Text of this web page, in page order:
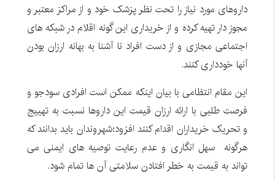
داروهای مورد نیاز را تحت نظر پزشک خود و از مراکز معتبر و
مجوز دار تهیه کرده و از خریداری این گونه اقلام در شبکه های
اجتماعی مجازی و از دست افراد نا آشنا به بهانه ارزان بودن
آنها خودداری کنند.
این مقام انتظامی با بیان اینکه ممکن است افرادی سودجو و
فرصت طلبی با ارائه ارزان قیمت این داروها نسبت به تهییج
و تحریک خریداران اقدام کنند افزود:شهروندان باید بدانند که
هرگونه سهل انگاری و عدم رعایت توصیه های ایمنی می
تواند به قیمت به خطر افتادن سلامتی آن ها تمام شود.